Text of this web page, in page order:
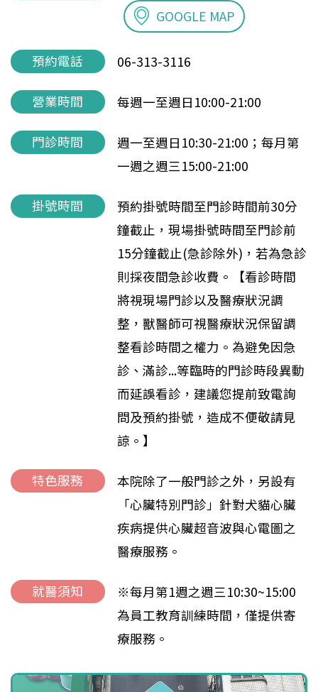
GOOGLE MAP
預約電話 06-313-3116
營業時間 每週一至週日10:00-21:00
門診時間
週一至週日10:30-21:00；每月第
一週之週三15:00-21:00
掛號時間
預約掛號時間至門診時間前30分
鐘截止，現場掛號時間至門診前
15分鐘截止(急診除外)，若為急診
則採夜間急診收費。【看診時間
將視現場門診以及醫療狀況調
整，獸醫師可視醫療狀況保留調
整看診時間之權力。為避免因急
診、滿診...等臨時的門診時段異動
而延誤看診，建議您提前致電詢
問及預約掛號，造成不便敬請見
諒。】
特色服務
本院除了一般門診之外，另設有
「心臟特別門診」針對犬貓心臟
疾病提供心臟超音波與心電圖之
醫療服務。
就醫須知
※每月第1週之週三10:30~15:00
為員工教育訓練時間，僅提供寄
療服務。